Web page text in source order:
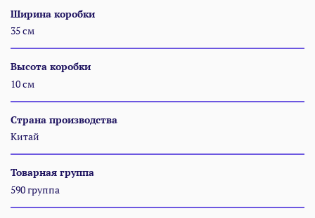
Ширина коробки
35 см
Высота коробки
10 см
Страна производства
Китай
Товарная группа
590 группа